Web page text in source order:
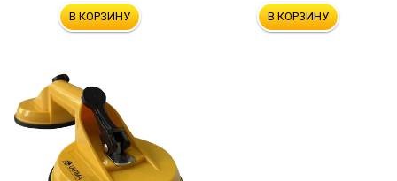
В КОРЗИНУ В КОРЗИНУ